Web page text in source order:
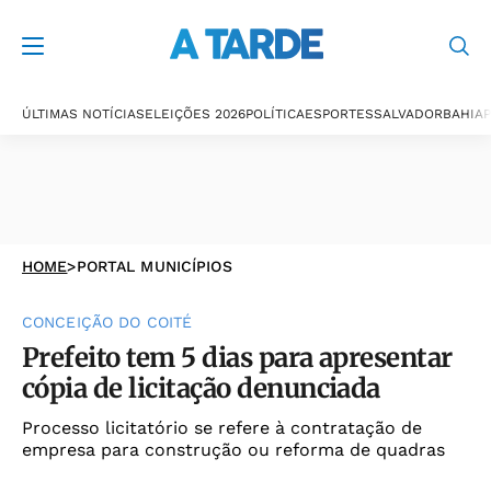
ÚLTIMAS NOTÍCIASELEIÇÕES 2026POLÍTICAESPORTESSALVADORBAHIA
HOME>PORTAL MUNICÍPIOS
CONCEIÇÃO DO COITÉ
Prefeito tem 5 dias para apresentar
cópia de licitação denunciada
Processo licitatório se refere à contratação de
empresa para construção ou reforma de quadras